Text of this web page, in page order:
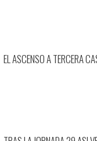
EL ASCENSO A TERCERA